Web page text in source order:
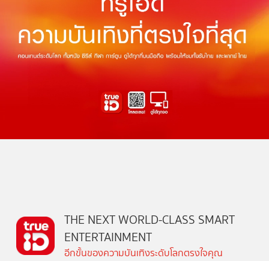
THE NEXT WORLD-CLASS SMART
ENTERTAINMENT
อีกขั้นของความบันเทิงระดับโลกตรงใจคุณ